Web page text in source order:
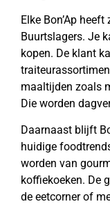
Elke Bon’Ap
Buurtslagers. Je
kopen. De klant
maaltijden zoals
Die worden
Daarnaast blijft
huidige
worden van
koffiekoeken. De
de eetcorner of